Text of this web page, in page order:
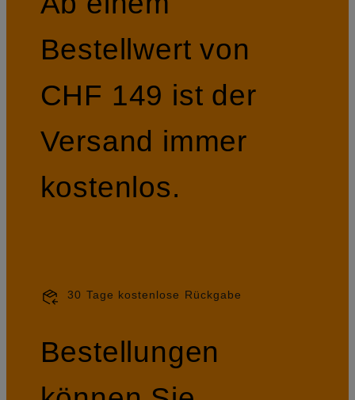
Bestellwert von
CHF 149 ist der
Versand immer
kostenlos.
30 Tage kostenlose Rückgabe
Bestellungen